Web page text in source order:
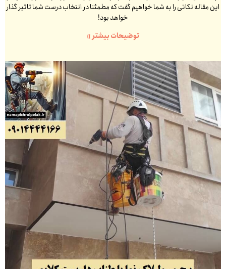
این مقاله نکاتی را به شما خواهیم گفت که مطمئنا در انتخاب درست شما تاثیر گذار
خواهد بود!
توضیحات بیشتر »